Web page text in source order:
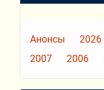
Анонсы 2026
2007
2006